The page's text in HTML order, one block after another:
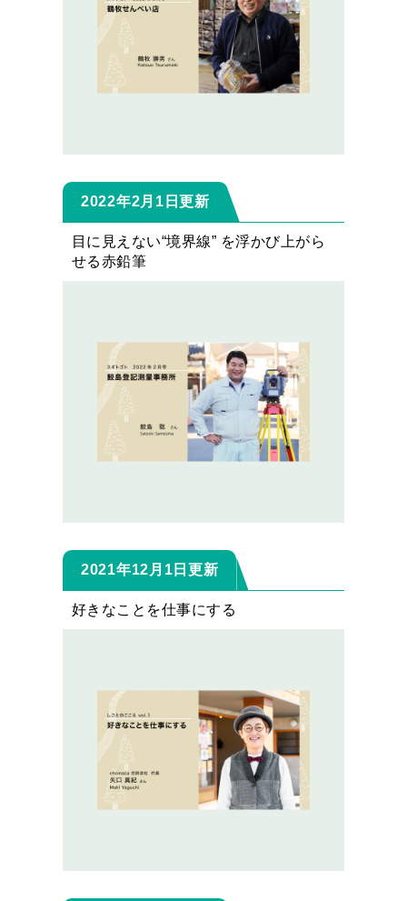
2022年2月1日更新
目に見えない“境界線” を浮かび上がら
せる赤鉛筆
2021年12月1日更新
好きなことを仕事にする